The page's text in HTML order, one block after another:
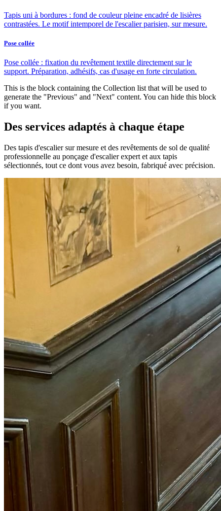
Tapis uni à bordures : fond de couleur pleine encadré de lisières
contrastées. Le motif intemporel de l'escalier parisien, sur mesure.
Pose collée
Pose collée : fixation du revêtement textile directement sur le
support. Préparation, adhésifs, cas d'usage en forte circulation.
This is the block containing the Collection list that will be used to
generate the "Previous" and "Next" content. You can hide this block
if you want.
Des services adaptés à chaque étape
Des tapis d'escalier sur mesure et des revêtements de sol de qualité
professionnelle au ponçage d'escalier expert et aux tapis
sélectionnés, tout ce dont vous avez besoin, fabriqué avec précision.